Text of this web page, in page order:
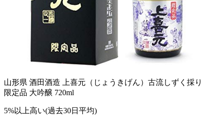
山形県 酒田酒造 上喜元（じょうきげん）古流しずく採り
限定品 大吟醸 720ml
5%以上高い(過去30日平均)